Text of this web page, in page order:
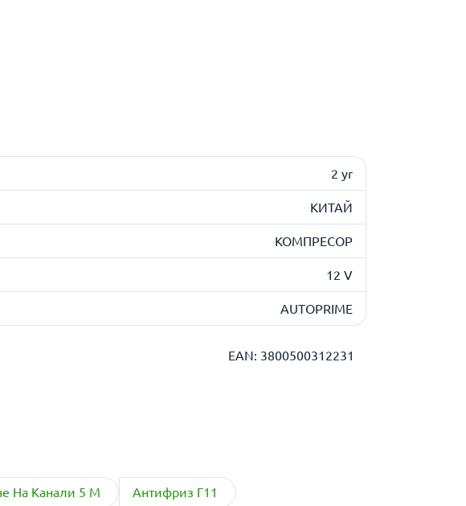
2 yr
КИТАЙ
КОМПРЕСОР
12 V
AUTOPRIME
EAN: 3800500312231
На Канали 5 М Антифриз Г11